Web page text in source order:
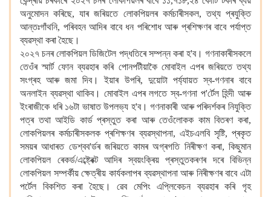
অনুমোদন কৰিছে, যাৰ জৰিয়তে লোকপিয়লৰ কৰ্মচাৰীসকল, তথ্য প্ৰযুক্তি
আন্তঃগাঁথনি, পৰিবহন আদিৰ বাবে ধন পৰিশোধ আৰু প্ৰশিক্ষণৰ বাবে পৰ্যাপ্ত
ব্যৱস্থা কৰা হৈছে।
২০২৭ চনৰ লোকপিয়ল ডিজিটেল পদ্ধতিৰে সম্পন্ন কৰা হ'ব। গণনাকাৰীসকলে
তেওঁৰ স্মাৰ্ট ফোন ব্যৱহাৰ কৰি পোনপটীয়াকৈ মোবাইল এপৰ জৰিয়তে তথ্য
সংগ্ৰহ আৰু জমা দিব। ইয়াৰ উপৰি, দুয়োটা পৰ্য্যায়ত স্ব-গণনাৰ বাবে
অনলাইন ব্যৱস্থা থাকিব। মোবাইল এপৰ লগতে স্ব-গণনা প'ৰ্টেল হিন্দী আৰু
ইংৰাজীকে ধৰি ১৬টা ভাষাত উপলভ্য হ'ব। গণনাকাৰী আৰু পৰিদৰ্শকৰ নিযুক্তি
পত্ৰ তথা আইডি কাৰ্ড প্ৰস্তুত কৰা আৰু তেওঁলোকক কাম বিতৰণ কৰা,
লোকপিয়লৰ কৰ্মচাৰীসকলক প্ৰশিক্ষণৰ ব্যৱস্থাপনা, এইচএলবি সৃষ্টি, প্ৰকৃত
সময়ৰ আধাৰত ডেশ্বব'ৰ্ডৰ জৰিয়তে কামৰ অগ্ৰগতি নিৰীক্ষণ কৰা, কিছুমান
লোকপিয়ল ৰেকৰ্ড/এব্ষ্ট্ৰেক্ট আদিৰ স্বয়ংক্ৰিয় প্ৰস্তুতকৰণৰ দৰে বিভিন্ন
লোকপিয়ল সম্পৰ্কীয় ক্ষেত্ৰীয় কাৰ্যকলাপৰ ব্যৱস্থাপনা আৰু নিৰীক্ষণৰ বাবে এটা
পৰ্টেল বিকশিত কৰা হৈছে। ৱেব মেপিং এপ্লিকেচন ব্যৱহাৰ কৰি গৃহ